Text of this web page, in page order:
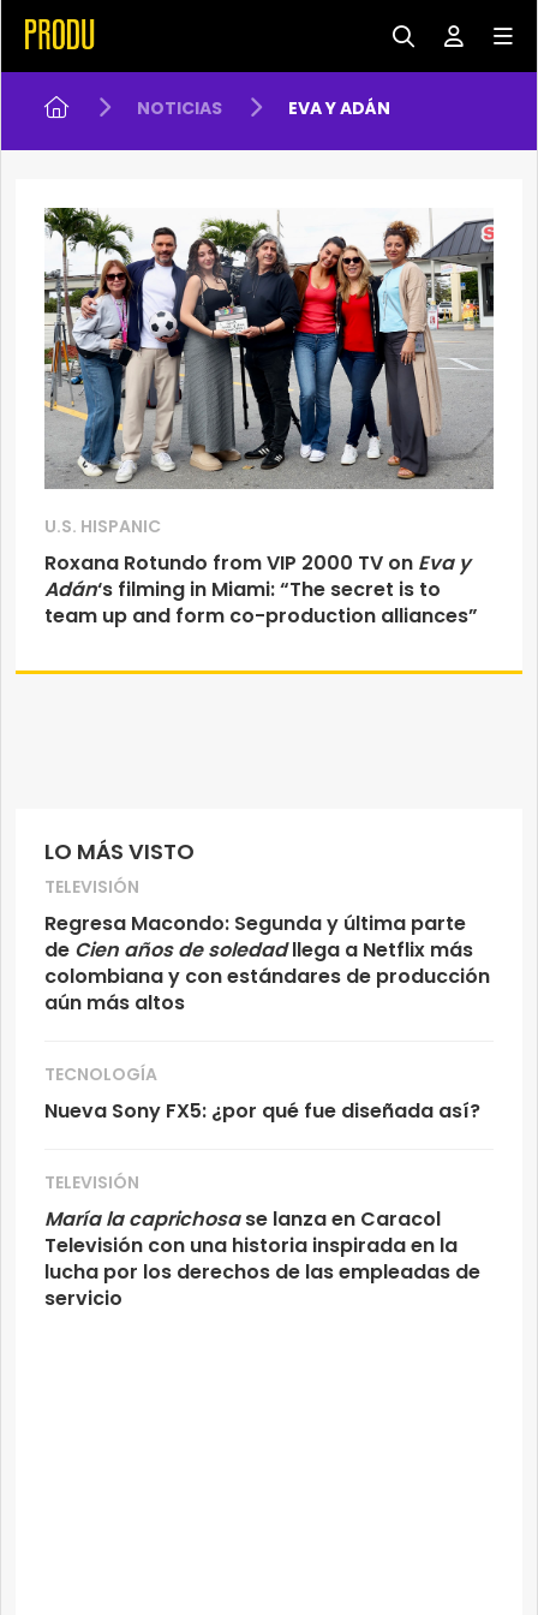
NOTICIAS EVA Y ADÁN
LO MÁS VISTO
TELEVISIÓN
Regresa Macondo: Segunda y última parte
de Cien años de soledadllega a Netflix más
colombiana y con estándares de producción
aún más altos
TECNOLOGÍA
Nueva Sony FX5: ¿por qué fue diseñada así?
TELEVISIÓN
María la caprichosase lanza en Caracol
Televisión con una historia inspirada en la
lucha por los derechos de las empleadas de
servicio
U.S. HISPANIC
Roxana Rotundo from VIP 2000 TV on Eva y
Adán‘s filming in Miami: “The secret is to
team up and form co-production alliances”